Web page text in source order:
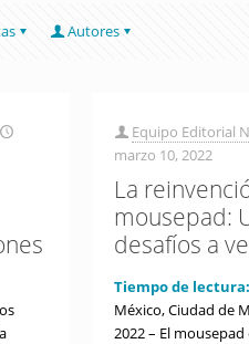
Autores
Equipo Editorial
marzo 10, 2022
La
mousepad:
desafíos a
Tiempo de
México, Ciudad de
2022 – El